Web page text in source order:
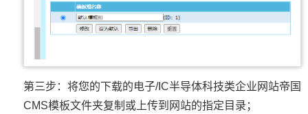
第三步：将您的下载的电子/IC半导体科技类企业网站帝国
CMS模板文件夹复制或上传到网站的指定目录；